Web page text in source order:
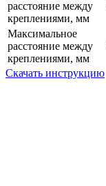
расстояние между
креплениями, мм
Максимальное
расстояние между
креплениями, мм
Скачать инструкцию